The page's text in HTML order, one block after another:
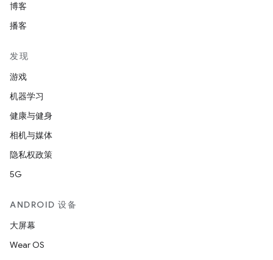
博客
播客
发现
游戏
机器学习
健康与健身
相机与媒体
隐私权政策
5G
ANDROID 设备
大屏幕
Wear OS